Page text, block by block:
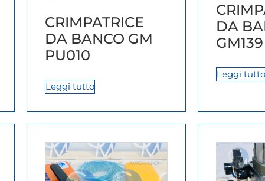
CRIMPATRICE
DA BANCO GM
PU010
Leggi tutto
DA
Leggi tutto